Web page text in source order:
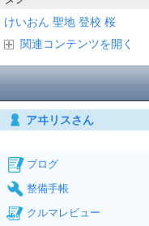
けいおん 聖地 登校 桜
関連コンテンツを開く
アヰリスさん
ブログ
整備手帳
クルマレビュー